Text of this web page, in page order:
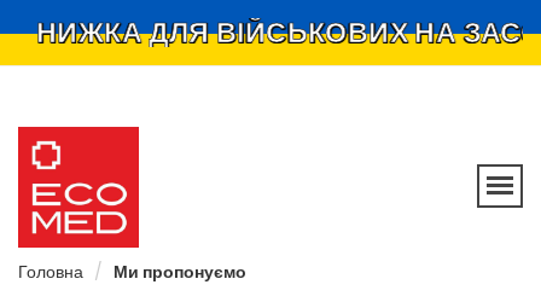
ЗНИЖКА ДЛЯ ВІЙСЬКОВИХ НА
Ecomed –
мережа
магазинів
Головна Ми пропонуємо